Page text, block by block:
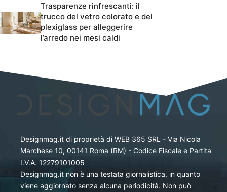
Trasparenze rinfrescanti: il
trucco del vetro colorato e del
plexiglass per alleggerire
l’arredo nei mesi caldi
Designmag.it di proprietà di WEB 365 SRL - Via Nicola
Marchese 10, 00141 Roma (RM) - Codice Fiscale e Partita
I.V.A. 12279101005
Designmag.it non è una testata giornalistica, in quanto
viene aggiornato senza alcuna periodicità. Non può